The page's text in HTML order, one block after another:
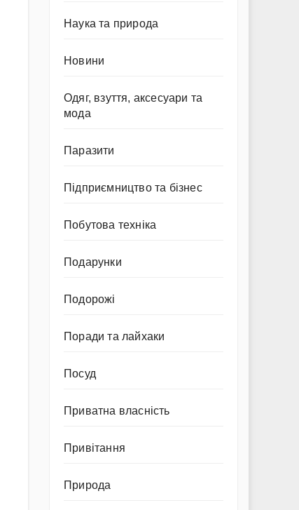
Наука та природа
Новини
Одяг, взуття, аксесуари та
мода
Паразити
Підприємництво та бізнес
Побутова техніка
Подарунки
Подорожі
Поради та лайхаки
Посуд
Приватна власність
Привітання
Природа